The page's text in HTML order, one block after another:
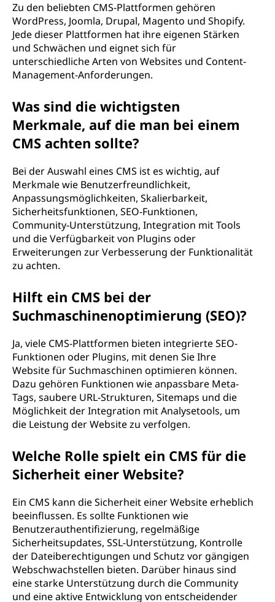
Zu den beliebten CMS-Plattformen gehören
WordPress, Joomla, Drupal, Magento und Shopify.
Jede dieser Plattformen hat ihre eigenen Stärken
und Schwächen und eignet sich für
unterschiedliche Arten von Websites und Content-
Management-Anforderungen.
Was sind die wichtigsten
Merkmale, auf die man bei einem
CMS achten sollte?
Bei der Auswahl eines CMS ist es wichtig, auf
Merkmale wie Benutzerfreundlichkeit,
Anpassungsmöglichkeiten, Skalierbarkeit,
Sicherheitsfunktionen, SEO-Funktionen,
Community-Unterstützung, Integration mit Tools
und die Verfügbarkeit von Plugins oder
Erweiterungen zur Verbesserung der Funktionalität
zu achten.
Hilft ein CMS bei der
Suchmaschinenoptimierung (SEO)?
Ja, viele CMS-Plattformen bieten integrierte SEO-
Funktionen oder Plugins, mit denen Sie Ihre
Website für Suchmaschinen optimieren können.
Dazu gehören Funktionen wie anpassbare Meta-
Tags, saubere URL-Strukturen, Sitemaps und die
Möglichkeit der Integration mit Analysetools, um
die Leistung der Website zu verfolgen.
Welche Rolle spielt ein CMS für die
Sicherheit einer Website?
Ein CMS kann die Sicherheit einer Website erheblich
beeinflussen. Es sollte Funktionen wie
Benutzerauthentifizierung, regelmäßige
Sicherheitsupdates, SSL-Unterstützung, Kontrolle
der Dateiberechtigungen und Schutz vor gängigen
Webschwachstellen bieten. Darüber hinaus sind
eine starke Unterstützung durch die Community
und eine aktive Entwicklung von entscheidender